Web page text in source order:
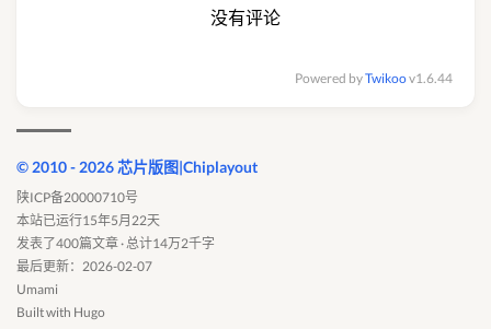
没有评论
Powered byTwikoov1.6.44
© 2010 - 2026 芯片版图|Chiplayout
陕ICP备20000710号
本站已运行15年5月22天
发表了400篇文章 · 总计14万2千字
最后更新：2026-02-07
Umami
Built with Hugo